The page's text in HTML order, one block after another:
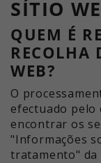
SÍTIO
QUEM É
RECOLHA
WEB?
O
efectuado pelo
encontrar os
"Informações
tratamento" da